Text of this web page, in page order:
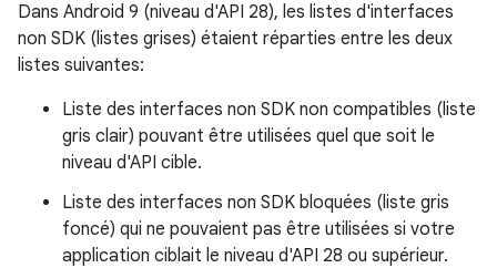
Dans Android 9 (niveau d'API 28), les listes d'interfaces
non SDK (listes grises) étaient réparties entre les deux
listes suivantes:
Liste des interfaces non SDK non compatibles (liste
gris clair) pouvant être utilisées quel que soit le
niveau d'API cible.
Liste des interfaces non SDK bloquées (liste gris
foncé) qui ne pouvaient pas être utilisées si votre
application ciblait le niveau d'API 28 ou supérieur.